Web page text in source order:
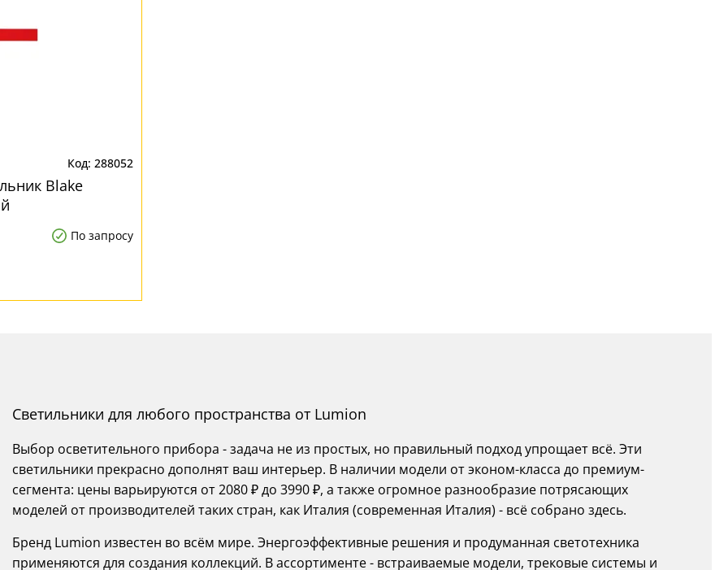
288052
Blake
По запросу
Светильники для любого пространства от Lumion
Выбор осветительного прибора - задача не из простых, но правильный подход упрощает всё. Эти
светильники прекрасно дополнят ваш интерьер. В наличии модели от эконом-класса до премиум-
сегмента: цены варьируются от 2080 ₽ до 3990 ₽, а также огромное разнообразие потрясающих
моделей от производителей таких стран, как Италия (современная Италия) - всё собрано здесь.
Бренд Lumion известен во всём мире. Энергоэффективные решения и продуманная светотехника
применяются для создания коллекций. В ассортименте - встраиваемые модели, трековые системы и